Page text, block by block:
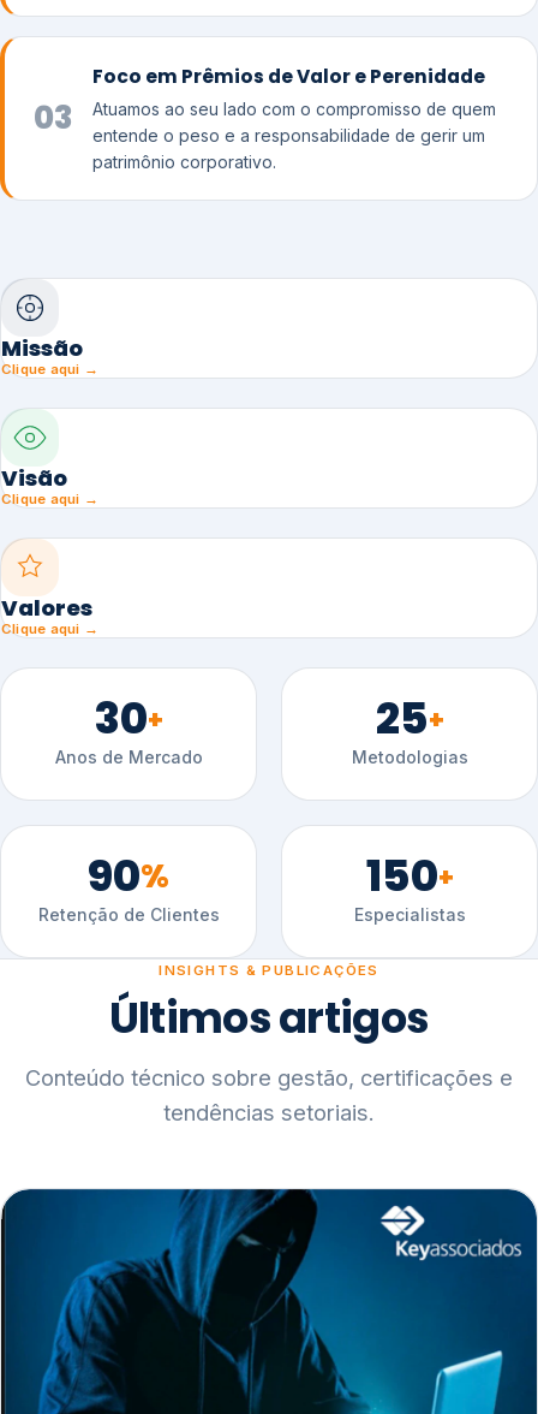
03
Foco em Prêmios de Valor e Perenidade
Atuamos ao seu lado com o compromisso de quem
entende o peso e a responsabilidade de gerir um
patrimônio corporativo.
Missão
Clique aqui →
Visão
Clique aqui →
Valores
Clique aqui →
30+
Anos de Mercado
25+
Metodologias
90%
Retenção de Clientes
150+
Especialistas
INSIGHTS & PUBLICAÇÕES
Últimos artigos
Conteúdo técnico sobre gestão, certificações e
tendências setoriais.